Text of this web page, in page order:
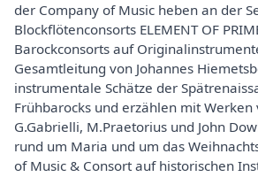
der Company of Music heben an der
Blockflötenconsorts ELEMENT OF
Barockconsorts auf
Gesamtleitung von Johannes
instrumentale Schätze der
Frühbarocks und erzählen mit Werken
G.Gabrielli, M.Praetorius und John
rund um Maria und um das
of Music & Consort auf historischen